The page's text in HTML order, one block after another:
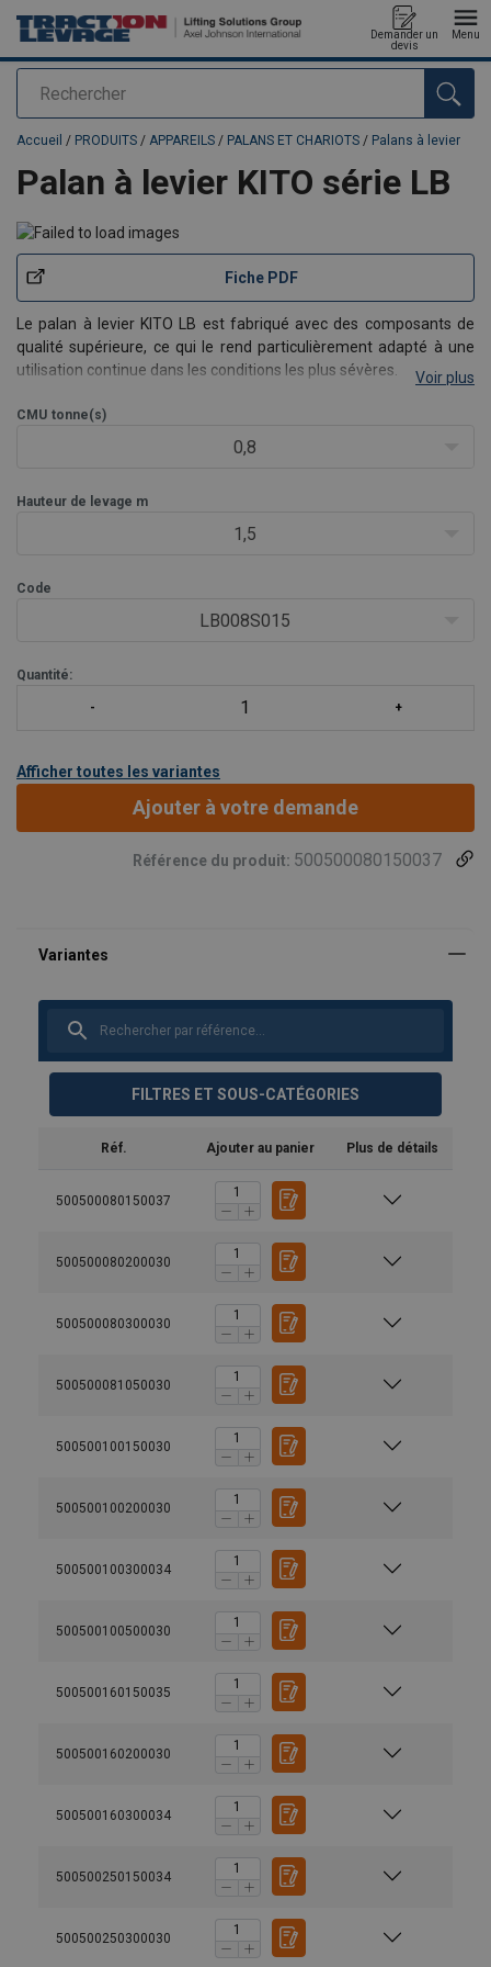
Rechercher
Demander un
devis
Menu
Ajouté au panier
Accueil / PRODUITS / APPAREILS / PALANS ET CHARIOTS / Palans à levier
Palan à levier KITO série LB
Fiche PDF
Le palan à levier KITO LB est fabriqué avec des composants de
qualité supérieure, ce qui le rend particulièrement adapté à une
utilisation continue dans les conditions les plus sévères.
Fourni en standard avec un
avec s/li>
Voir plus
CMU tonne(s)
0,8
Hauteur de levage m
1,5
Code
LB008S015
Quantité:
Afficher toutes les variantes
Ajouter à votre demande
Référence du produit: 500500080150037
FILTRES ET SOUS-CATÉGORIES
Réf. Ajouter au panier Plus de détails
500500080150037
500500080200030
500500080300030
500500081050030
500500100150030
500500100200030
500500100300034
500500100500030
500500160150035
500500160200030
500500160300034
500500250150034
500500250300030